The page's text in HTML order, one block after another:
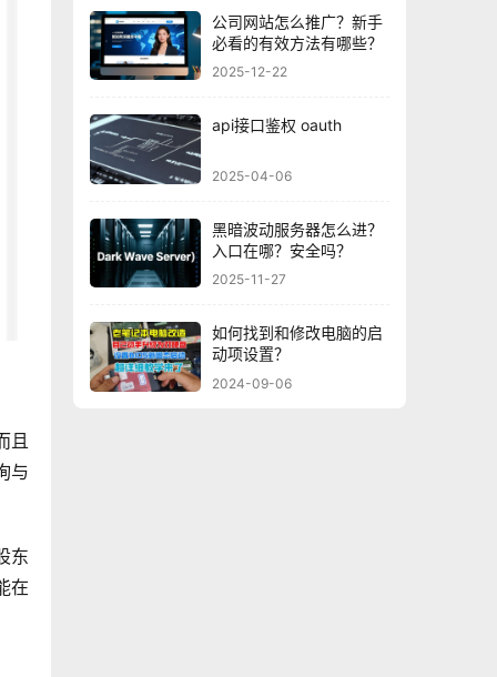
且
与
东
在
公司网站怎么推广？新手
必看的有效方法有哪些？
2025-12-22
api接口鉴权 oauth
2025-04-06
黑暗波动服务器怎么进？
入口在哪？安全吗？
2025-11-27
如何找到和修改电脑的启
动项设置？
2024-09-06